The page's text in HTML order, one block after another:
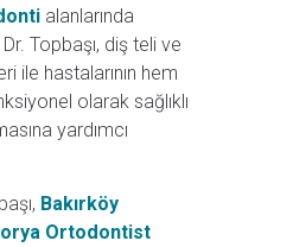
alanlarında
Topbaşı, diş teli ve
ile hastalarının hem
olarak sağlıklı
yardımcı
Bakırköy
Ortodontist